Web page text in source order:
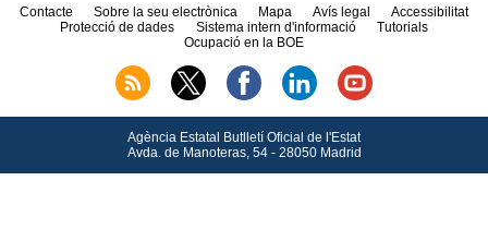
Contacte Sobre la seu electrònica Mapa Avís legal
Accessibilitat
Protecció de dades
Sistema intern d'informació
Tutorials
Ocupació en la BOE
Agència Estatal Butlletí Oficial de l'Estat
Avda.de Manoteras, 54 - 28050 Madrid